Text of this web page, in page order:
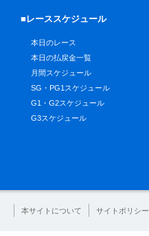
■レーススケジュール
本日のレース
本日の払戻金一覧
月間スケジュール
SG・PG1スケジュール
G1・G2スケジュール
G3スケジュール
本サイトについて サイトポリシー